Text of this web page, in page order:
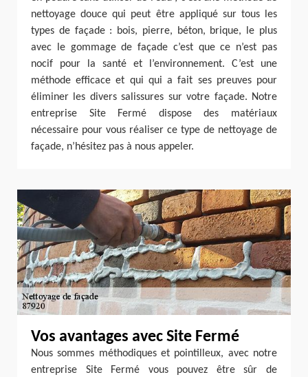
nettoyage douce qui peut être appliqué sur tous les
types de façade : bois, pierre, béton, brique, le plus
avec le gommage de façade c’est que ce n’est pas
nocif pour la santé et l’environnement. C’est une
méthode efficace et qui qui a fait ses preuves pour
éliminer les divers salissures sur votre façade. Notre
entreprise Site Fermé dispose des matériaux
nécessaire pour vous réaliser ce type de nettoyage de
façade, n’hésitez pas à nous appeler.
Vos avantages avec Site Fermé
Nous sommes méthodiques et pointilleux, avec notre
entreprise Site Fermé vous pouvez être sûr de